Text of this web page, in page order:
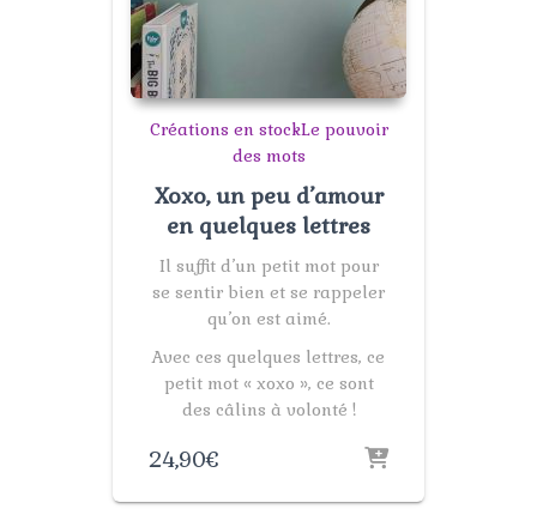
Créations en stockLe pouvoir
des mots
Xoxo, un peu d’amour
en quelques lettres
Il suffit d’un petit mot pour
se sentir bien et se rappeler
qu’on est aimé.
Avec ces quelques lettres, ce
petit mot « xoxo », ce sont
des câlins à volonté !
24,90€